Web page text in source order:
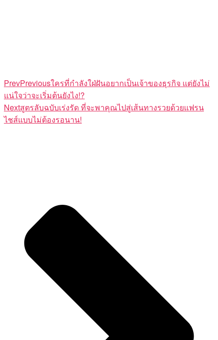
PrevPreviousใครที่กำลังใฝ่ฝันอยากเป็นเจ้าของธุรกิจ แต่ยังไม่
แน่ใจว่าจะเริ่มต้นยังไง!?
Nextสูตรลับฉบับเร่งรัด ที่จะพาคุณไปสู่เส้นทางรวยด้วยแฟรน
ไชส์แบบไม่ต้องรอนาน!